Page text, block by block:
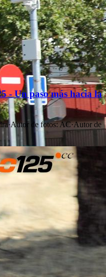
- Un paso más hacia la
·Autor de fotos:AC·Autor de